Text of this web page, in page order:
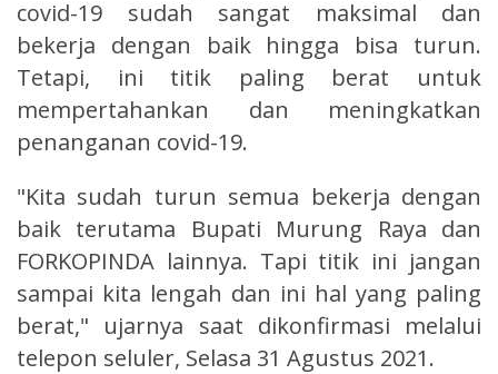
covid-19 sudah sangat maksimal dan
bekerja dengan baik hingga bisa turun.
Tetapi, ini titik paling berat untuk
mempertahankan dan meningkatkan
penanganan covid-19.
"Kita sudah turun semua bekerja dengan
baik terutama Bupati Murung Raya dan
FORKOPINDA lainnya. Tapi titik ini jangan
sampai kita lengah dan ini hal yang paling
berat," ujarnya saat dikonfirmasi melalui
telepon seluler, Selasa 31 Agustus 2021.